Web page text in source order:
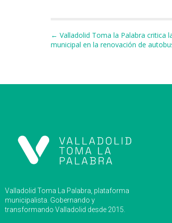
b
o
k
y
d
s
A
p
Navegación de entradas
← Valladolid Toma la Palabra critica
municipal en la renovación de
Valladolid Toma La Palabra, plataforma
municipalista. Gobernando y
transformando Valladolid desde 2015.